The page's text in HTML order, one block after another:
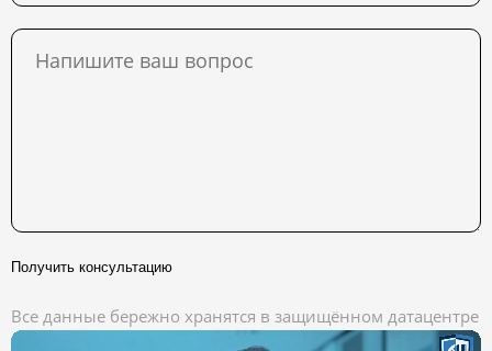
Получить консультацию
Все данные бережно хранятся в защищённом датацентре